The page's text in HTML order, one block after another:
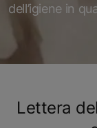
dell’igiene in
Lettera